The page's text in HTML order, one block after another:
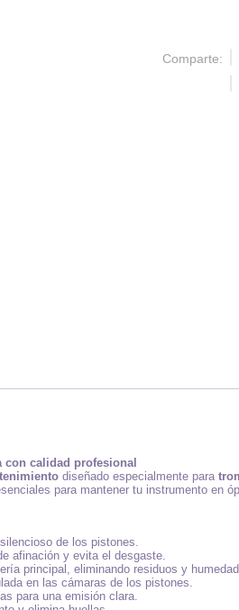
Comparte:
con calidad profesional
diseñado especialmente para
para mantener tu instrumento en
de los pistones.
afinación y evita el desgaste.
principal, eliminando residuos y humedad.
en las cámaras de los pistones.
para una emisión clara.